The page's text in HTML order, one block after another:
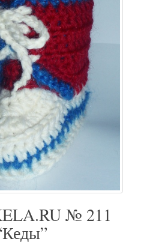
№ 211